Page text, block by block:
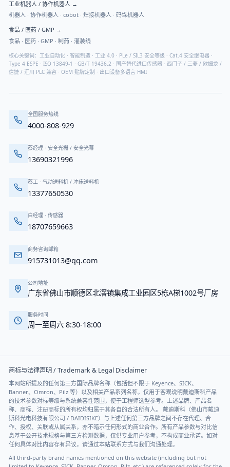
工业机器人 / 协作机器人 →
机器人 · 协作机器人 · cobot · 焊接机器人 · 码垛机器人
食品 / 医药 / GMP →
食品 · 医药 · GMP · 制药 · 灌装线
核心关键词：工业自动化 · 智能制造 · 工业 4.0 · PLe / SIL3 安全等级 · Cat.4 安全继电器 ·
Type 4 ESPE · ISO 13849-1 · GB/T 19436.2 · 国产替代进口传感器 · 西门子 / 三菱 / 欧姆龙 /
信捷 / 汇川 PLC 兼容 · OEM 贴牌定制 · 出口设备多语言 HMI
全国服务热线
4000-808-929
蔡经理· 安全光栅 / 安全光幕
13690321996
蔡工 · 气动送料机 / 冲床送料机
13377650530
白经理· 传感器
18707659663
商务咨询邮箱
915731013@qq.com
公司地址
广东省佛山市顺德区北滘镇集成工业园区5栋A梯1002号厂房
服务时间
周一至周六 8:30-18:00
商标与法律声明 / Trademark & Legal Disclaimer
本网站所提及的任何第三方国际品牌名称（包括但不限于 Keyence、SICK、
Banner、Omron、Pilz 等）以及相关产品系列名称，仅用于客观说明戴迪斯科产品
的技术参数对标等级与系统兼容性范围，便于工程师选型参考。上述品牌、产品名
称、商标、注册商标的所有权均归属于其各自的合法所有人。 戴迪斯科（佛山市戴迪
斯科光电科技有限公司 / DAIDISIKE）与上述任何第三方品牌之间不存在代理、合
作、授权、关联或从属关系，亦不暗示任何形式的商业合作。所有产品参数与对比信
息基于公开技术规格与第三方检测数据，仅供专业用户参考，不构成商业承诺。如对
任何具体对比内容存有异议，请通过本站联系方式与我们沟通处理。
All third-party brand names mentioned on this website (including but not